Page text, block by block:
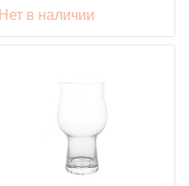
Нет в наличии